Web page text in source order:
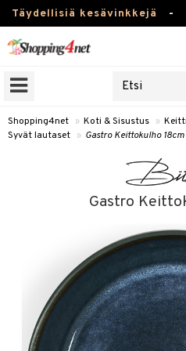
Täydellisiä kesävinkkejä -
Kauneudenhoito
Piilolinssit
Koti & Sisustus
Lelut, Lapsi & Vauva
Tuotemerkkejä
Kampanjat
Shopping4net » Koti & Sisustus »
Syvät lautaset » Gastro Keittokulho 18cm
Gastro
Tee & Espresso
Mukit